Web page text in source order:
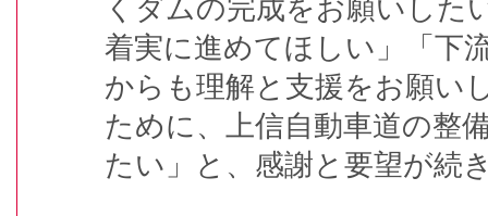
くダムの完成をお願いした
着実に進めてほしい」「下
からも理解と支援をお願い
ために、上信自動車道の整
たい」と、感謝と要望が続